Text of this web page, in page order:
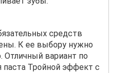
средств
К ее выбору нужно
Отличный вариант по
паста Тройной эффект с